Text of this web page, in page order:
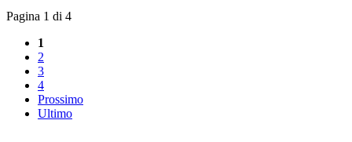
Pagina 1 di 4
1
2
3
4
Prossimo
Ultimo